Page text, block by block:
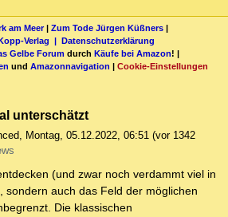
am Meer| Zum Tode Jürgen Küßners |
Verlag | Datenschutzerklärung
Gelbe Forum durch Käufe bei Amazon! |
und Amazonnavigation | Cookie-Einstellungen
unterschätzt
, Montag, 05.12.2022, 06:51 (vor 1342
(und zwar noch verdammt viel in
sondern auch das Feld der möglichen
Die klassischen